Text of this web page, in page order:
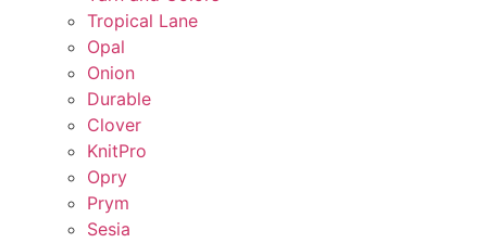
Tropical Lane
Opal
Onion
Durable
Clover
KnitPro
Opry
Prym
Sesia